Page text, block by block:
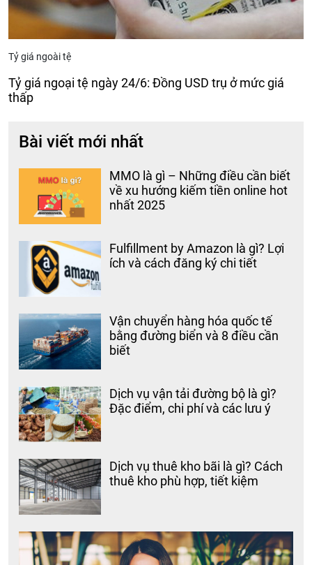
Tỷ giá ngoài tệ
Tỷ giá ngoại tệ ngày 24/6: Đồng USD trụ ở mức giá
thấp
Bài viết mới nhất
MMO là gì – Những điều cần biết
về xu hướng kiếm tiền online hot
nhất 2025
Fulfillment by Amazon là gì? Lợi
ích và cách đăng ký chi tiết
Vận chuyển hàng hóa quốc tế
bằng đường biển và 8 điều cần
biết
Dịch vụ vận tải đường bộ là gì?
Đặc điểm, chi phí và các lưu ý
Dịch vụ thuê kho bãi là gì? Cách
thuê kho phù hợp, tiết kiệm